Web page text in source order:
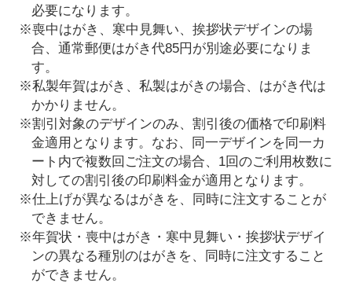
必要になります。
※喪中はがき、寒中見舞い、挨拶状デザインの場
合、通常郵便はがき代85円が別途必要になりま
す。
※私製年賀はがき、私製はがきの場合、はがき代は
かかりません。
※割引対象のデザインのみ、割引後の価格で印刷料
金適用となります。なお、同一デザインを同一カ
ート内で複数回ご注文の場合、1回のご利用枚数に
対しての割引後の印刷料金が適用となります。
※仕上げが異なるはがきを、同時に注文することが
できません。
※年賀状・喪中はがき・寒中見舞い・挨拶状デザイ
ンの異なる種別のはがきを、同時に注文すること
ができません。